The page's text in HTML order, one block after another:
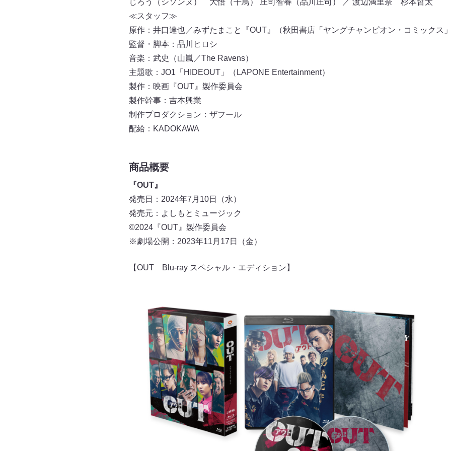
じろう（シソンヌ） 大悟（千鳥） 庄司智春（品川庄司） ／ 渡辺満里奈 杉本哲太
≪スタッフ≫
原作：井口達也／みずたまこと『OUT』（秋田書店「ヤングチャンピオン・コミックス
監督・脚本：品川ヒロシ
音楽：武史（山嵐／The Ravens）
主題歌：JO1「HIDEOUT」（LAPONE Entertainment）
製作：映画『OUT』製作委員会
製作幹事：吉本興業
制作プロダクション：ザフール
配給：KADOKAWA
商品概要
『OUT』
発売日：2024年7月10日（水）
発売元：よしもとミュージック
©2024『OUT』製作委員会
※劇場公開：2023年11月17日（金）
【OUT Blu-ray スペシャル・エディション】